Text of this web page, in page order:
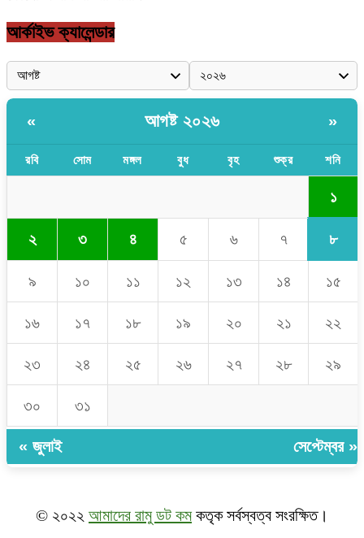
আর্কাইভ ক্যালেন্ডার
« আগষ্ট ২০২৬ »
রবি সোম মঙ্গল বুধ বৃহ শুক্র শনি
১
২ ৩ ৪ ৫ ৬ ৭ ৮
৯ ১০ ১১ ১২ ১৩ ১৪ ১৫
১৬ ১৭ ১৮ ১৯ ২০ ২১ ২২
২৩ ২৪ ২৫ ২৬ ২৭ ২৮ ২৯
৩০ ৩১
« জুলাই সেপ্টেম্বর »
© ২০২২ আমাদের রামু ডট কমকতৃক সর্বস্বত্ব সংরক্ষিত।